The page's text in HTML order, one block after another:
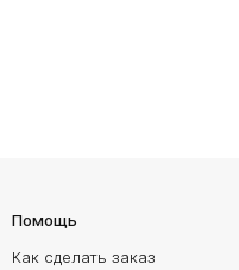
Помощь
Как сделать заказ